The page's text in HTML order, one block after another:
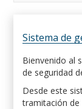
Sistema de
Bienvenido al
de seguridad
Desde este
tramitación de